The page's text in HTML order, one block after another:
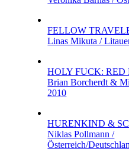
FELLOW
Linas Mikuta /
HOLY FUCK: RED
Brian Borcherdt &
2010
HURENKIND &
Niklas Pollmann /
Österreich/